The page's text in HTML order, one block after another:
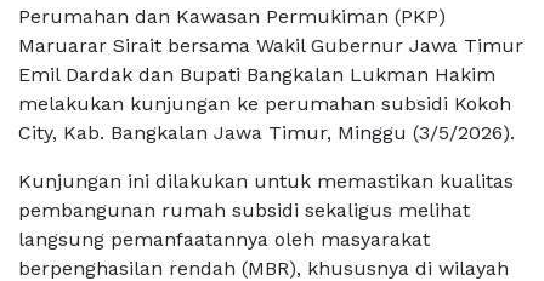
Perumahan dan Kawasan Permukiman (PKP)
Maruarar Sirait bersama Wakil Gubernur Jawa Timur
Emil Dardak dan Bupati Bangkalan Lukman Hakim
melakukan kunjungan ke perumahan subsidi Kokoh
City, Kab. Bangkalan Jawa Timur, Minggu (3/5/2026).
Kunjungan ini dilakukan untuk memastikan kualitas
pembangunan rumah subsidi sekaligus melihat
langsung pemanfaatannya oleh masyarakat
berpenghasilan rendah (MBR), khususnya di wilayah